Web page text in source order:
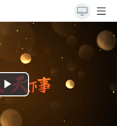
Play
Video